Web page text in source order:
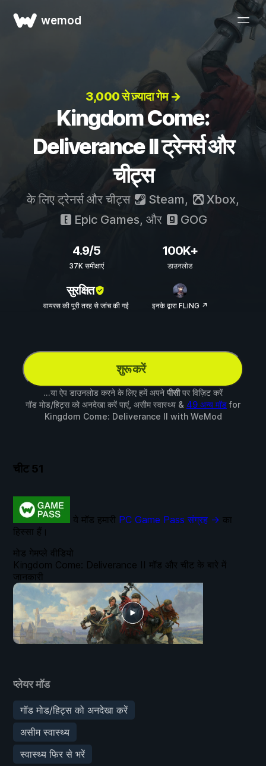
wemod
3,000 से ज़्यादा गेम →
Kingdom Come:
Deliverance II ट्रेनर्स और
चीट्स
के लिए ट्रेनर्स और चीट्स Steam, Xbox,
Epic Games, और GOG
4.9/5
37K समीक्षाएं
100K+
डाउनलोड
सुरक्षित
वायरस की पूरी तरह से जांच की गई इनके द्वारा FLiNG ↗
शुरू करें
...या ऐप डाउनलोड करने के लिए हमें अपने पीसीपर विज़िट करें
गॉड मोड/हिट्स को अनदेखा करें पाएं, असीम स्वास्थ्य & 49 अन्य मॉडfor
Kingdom Come: Deliverance II with WeMod
चीट 51
प्लेयर मॉड
गॉड मोड/हिट्स को अनदेखा करें
असीम स्वास्थ्य
स्वास्थ्य फिर से भरें
मोड गेमप्ले वीडियो
Kingdom Come: Deliverance II मॉड और चीट के बारे में
जानकारी
ये मॉड हमारी PC Game Pass संग्रह → का
हिस्सा हैं।